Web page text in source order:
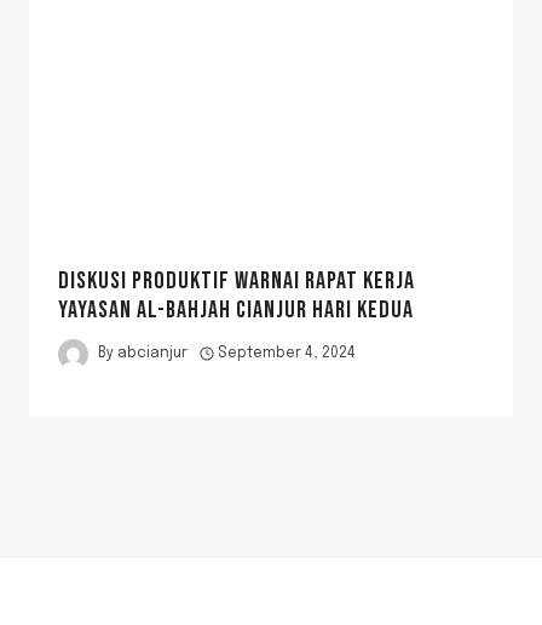
DISKUSI PRODUKTIF WARNAI RAPAT KERJA
YAYASAN AL-BAHJAH CIANJUR HARI KEDUA
By abcianjur September 4, 2024